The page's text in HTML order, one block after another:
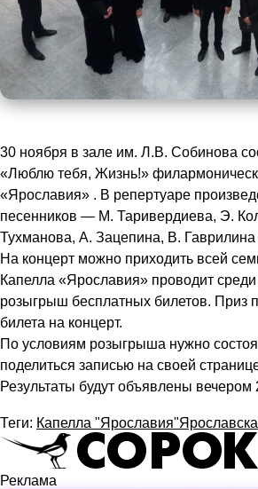
30 ноября в зале им. Л.В. Собинова
«Люблю тебя, Жизнь!»
«Ярославия» . В репертуаре
песенников — М. Таривердиева, Э.
Тухманова, А. Зацепина, В. Гаврилина
На концерт можно приходить всей
Капелла «Ярославия» проводит
розыгрыш бесплатных билетов. Приз
билета на концерт.
По условиям розыгрыша нужно
поделиться записью на своей
Результаты будут объявлены вечером
Теги: Капелла "Ярославия"
Реклама